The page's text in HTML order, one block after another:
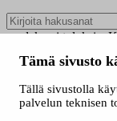
Tämä sivusto
Tällä sivustolla
palvelun teknisen
saadaksesi tuloksia.
valintaan.
Näytä vain nyt
Valitse hakutapa